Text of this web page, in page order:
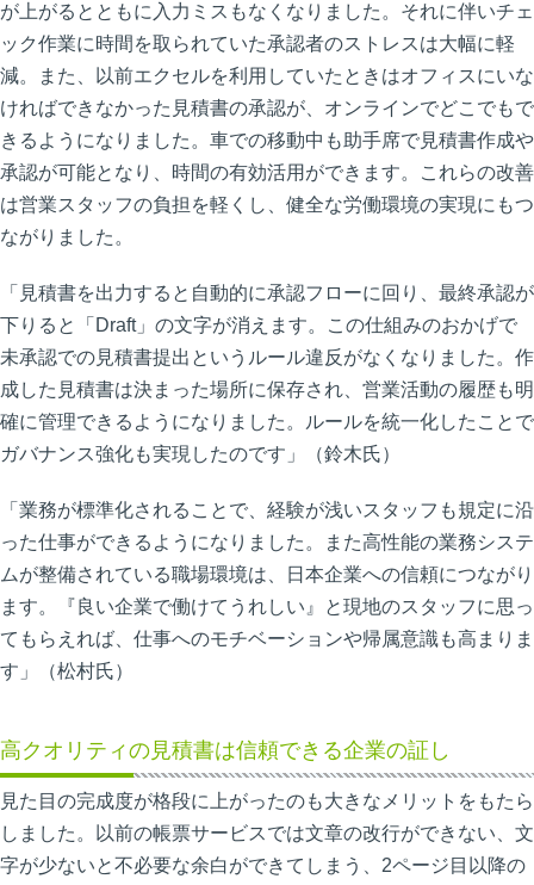
が上がるとともに入力ミスもなくなりました。それに伴いチェ
ック作業に時間を取られていた承認者のストレスは大幅に軽
減。また、以前エクセルを利用していたときはオフィスにいな
ければできなかった見積書の承認が、オンラインでどこでもで
きるようになりました。車での移動中も助手席で見積書作成や
承認が可能となり、時間の有効活用ができます。これらの改善
は営業スタッフの負担を軽くし、健全な労働環境の実現にもつ
ながりました。
「見積書を出力すると自動的に承認フローに回り、最終承認が
下りると「Draft」の文字が消えます。この仕組みのおかげで
未承認での見積書提出というルール違反がなくなりました。作
成した見積書は決まった場所に保存され、営業活動の履歴も明
確に管理できるようになりました。ルールを統一化したことで
ガバナンス強化も実現したのです」（鈴木氏）
「業務が標準化されることで、経験が浅いスタッフも規定に沿
った仕事ができるようになりました。また高性能の業務システ
ムが整備されている職場環境は、日本企業への信頼につながり
ます。『良い企業で働けてうれしい』と現地のスタッフに思っ
てもらえれば、仕事へのモチベーションや帰属意識も高まりま
す」（松村氏）
高クオリティの見積書は信頼できる企業の証し
見た目の完成度が格段に上がったのも大きなメリットをもたら
しました。以前の帳票サービスでは文章の改行ができない、文
字が少ないと不必要な余白ができてしまう、2ページ目以降の